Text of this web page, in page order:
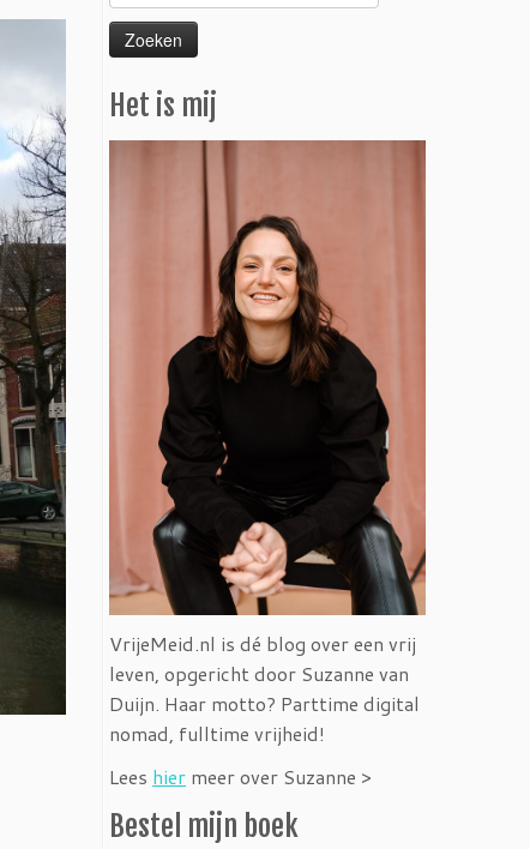
naar:
Het is mij
VrijeMeid.nl is dé blog over een vrij
leven, opgericht door Suzanne van
Duijn. Haar motto? Parttime digital
nomad, fulltime vrijheid!
Lees hier meer over Suzanne >
Bestel mijn boek